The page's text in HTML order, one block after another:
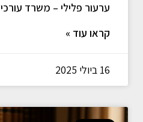
ערעור פלילי – משרד עורכי
קראו עוד »
16 ביולי 2025